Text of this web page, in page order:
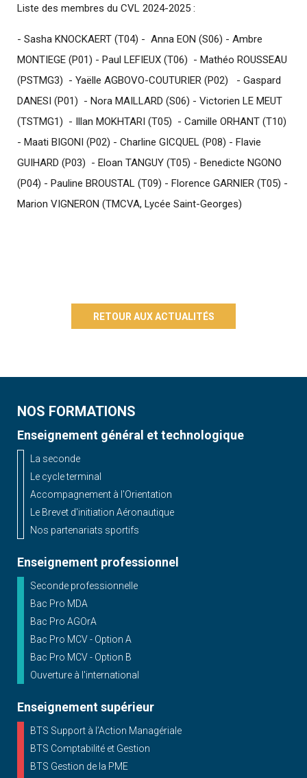
Liste des membres du CVL 2024-2025 :
- Sasha KNOCKAERT (T04) - Anna EON (S06) - Ambre
MONTIEGE (P01) - Paul LEFIEUX (T06) - Mathéo ROUSSEAU
(PSTMG3) - Yaëlle AGBOVO-COUTURIER (P02) - Gaspard
DANESI (P01) - Nora MAILLARD (S06) - Victorien LE MEUT
(TSTMG1) - Illan MOKHTARI (T05) - Camille ORHANT (T10)
- Maati BIGONI (P02) - Charline GICQUEL (P08) - Flavie
GUIHARD (P03) - Eloan TANGUY (T05) - Benedicte NGONO
(P04) - Pauline BROUSTAL (T09) - Florence GARNIER (T05) -
Marion VIGNERON (TMCVA, Lycée Saint-Georges)
RETOUR AUX ACTUALITÉS
NOS FORMATIONS
Enseignement général et technologique
La seconde
Le cycle terminal
Accompagnement à l'Orientation
Le Brevet d'initiation Aéronautique
Nos partenariats sportifs
Enseignement professionnel
Seconde professionnelle
Bac Pro MDA
Bac Pro AGOrA
Bac Pro MCV - Option A
Bac Pro MCV - Option B
Ouverture à l'international
Enseignement supérieur
BTS Support à l’Action Managériale
BTS Comptabilité et Gestion
BTS Gestion de la PME